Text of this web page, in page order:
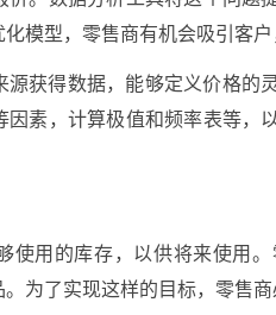
模型，零售商有机会吸引客
源获得数据，能够定义价格的
因素，计算极值和频率表等，
使用的库存，以供将来使用
为了实现这样的目标，零售